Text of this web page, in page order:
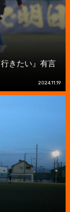
きたい』有言
2024.11.19